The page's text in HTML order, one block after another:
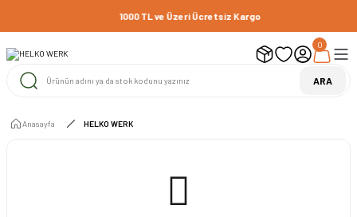
1000 TL ve Üzeri Ücretsiz Kargo
ARA
0
Anasayfa HELKO WERK